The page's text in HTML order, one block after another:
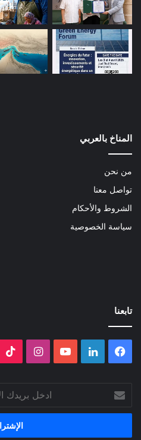
المناخ بالعربي
من نحن
تواصل معنا
الشروط والأحكام
سياسة الخصوصية
تابعنا
فيسبوك لينكدإن ‫YouTubeانستقرام
ادخل
بريدك
الإلكتروني